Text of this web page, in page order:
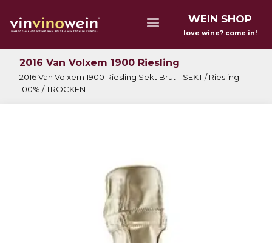
WEIN SHOP
love wine? come in!
2016 Van Volxem 1900 Riesling
2016 Van Volxem 1900 Riesling Sekt Brut - SEKT / Riesling
100% / TROCKEN